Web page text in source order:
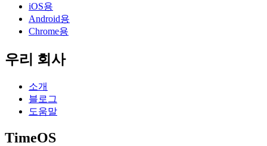
iOS용
Android용
Chrome용
우리 회사
소개
블로그
도움말
TimeOS